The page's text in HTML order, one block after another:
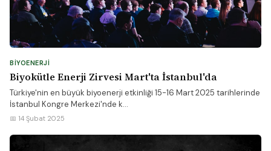
BIYOENERJI
Biyokütle Enerji Zirvesi Mart'ta İstanbul'da
Türkiye'nin en büyük biyoenerji etkinliği 15-16 Mart 2025 tarihlerinde
İstanbul Kongre Merkezi'nde k...
📅 14 Şubat 2025